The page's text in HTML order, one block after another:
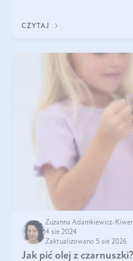
CZYTAJ
Zuzanna Adamkiewicz-Kiwer
4 sie 2024
Zaktualizowano 5 sie 2026
Jak pić olej z czarnuszki?